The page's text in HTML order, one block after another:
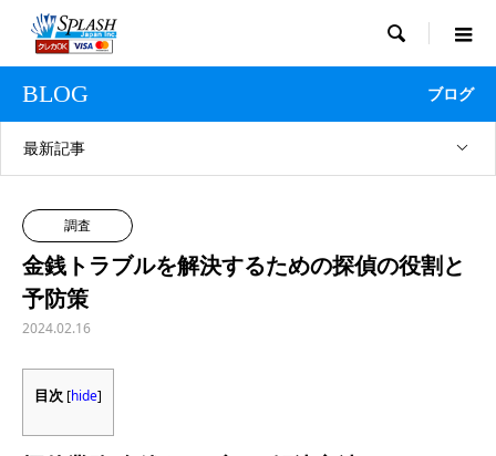

BLOG ブログ
最新記事
調査
金銭トラブルを解決するための探偵の役割と
予防策
2024.02.16
目次 [hide]